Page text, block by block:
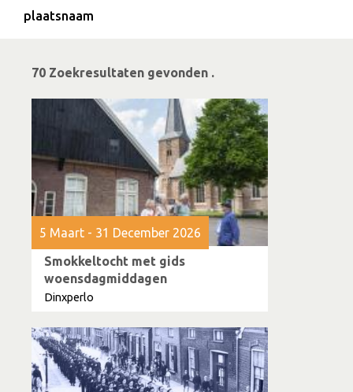
plaatsnaam
70 Zoekresultaten gevonden .
5 Maart - 31 December 2026
Smokkeltocht met gids
woensdagmiddagen
Dinxperlo